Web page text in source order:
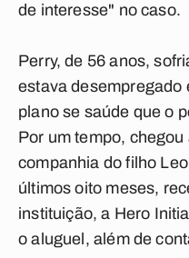
de interesse" no caso.
Perry, de 56 anos,
estava desempregado
plano se saúde que o
Por um tempo,
companhia do filho
últimos oito meses,
instituição, a Hero
o aluguel, além de